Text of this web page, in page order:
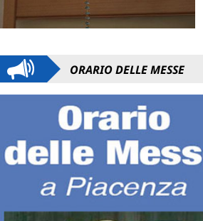
ORARIO DELLE MESSE